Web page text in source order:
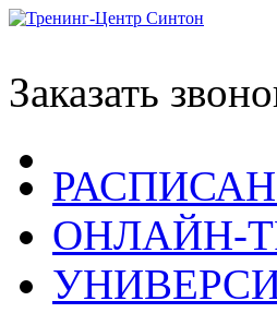
Заказать
ОНЛАЙН-